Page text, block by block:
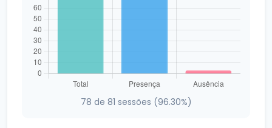
78 de 81 sessões (96.30%)